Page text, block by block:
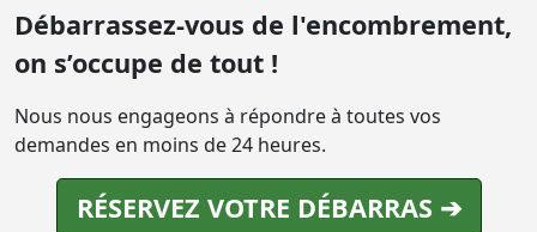
Débarrassez-vous de l'encombrement,
on s’occupe de tout !
Nous nous engageons à répondre à toutes vos
demandes en moins de 24 heures.
RÉSERVEZ VOTRE DÉBARRAS ➔